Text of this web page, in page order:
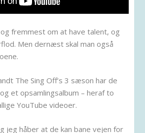
fremmest om at have talent, og
Men dernæst skal man også
The Sing Off’s 3 sæson har de
et opsamlingsalbum – heraf to
YouTube videoer.
jeg håber at de kan bane vejen for